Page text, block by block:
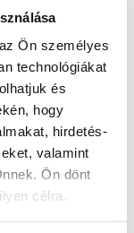
Ön személyes
technológiákat
és
hogy
hirdetés-
valamint
Ön dönt
célra.
FELFEDÉSE